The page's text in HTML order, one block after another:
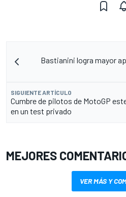
Bastianini logra mayor
SIGUIENTE ARTÍCULO
Cumbre de pilotos de MotoGP
en un test privado
MEJORES
VER MÁS Y